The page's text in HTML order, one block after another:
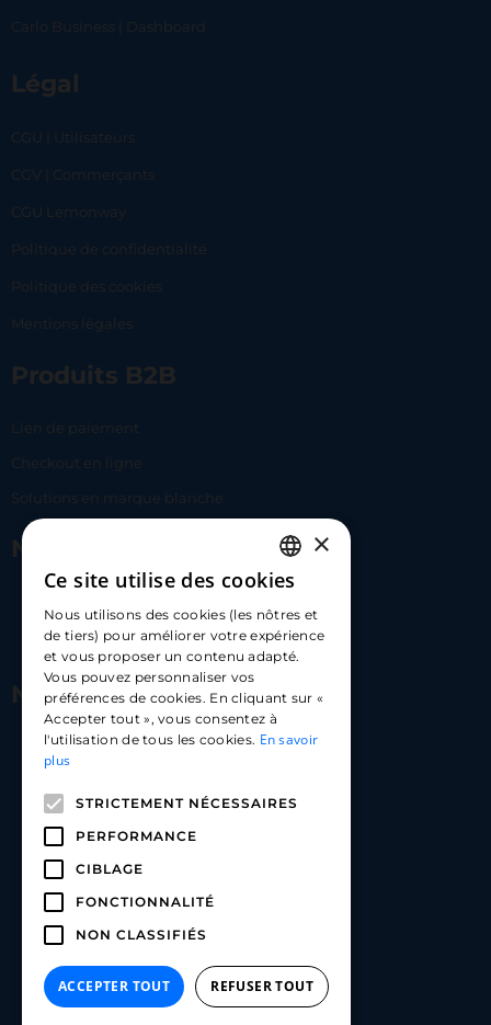
Carlo Business | Dashboard
Légal
CGU | Utilisateurs
CGV | Commerçants
CGU Lemonway
Politique de confidentialité
Politique des cookies
Mentions légales
Produits B2B
Lien de paiement
Checkout en ligne
Solutions en marque blanche
Nous contacter
hello@carloapp.com
Nous suivre
Carlo App | Instagram
Carlo App | Linkedin
FRENCH
ENGLISH
SPANISH
×
Ce site utilise des cookies
Nous utilisons des cookies (les nôtres et
de tiers) pour améliorer votre expérience
et vous proposer un contenu adapté.
Vous pouvez personnaliser vos
préférences de cookies. En cliquant sur «
Accepter tout », vous consentez à
l'utilisation de tous les cookies. En savoir
plus
STRICTEMENT NÉCESSAIRES
PERFORMANCE
CIBLAGE
FONCTIONNALITÉ
NON CLASSIFIÉS
ACCEPTER TOUT REFUSER TOUT